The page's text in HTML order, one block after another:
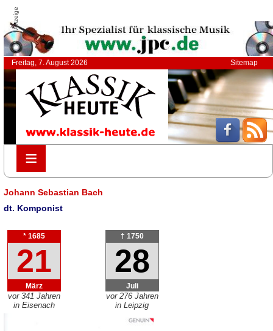
Anzeige
Freitag, 7. August 2026 Sitemap
≡
≡
Johann Sebastian Bach
dt. Komponist
* 1685
21
März
vor 341 Jahren
in Eisenach
† 1750
28
Juli
vor 276 Jahren
in Leipzig